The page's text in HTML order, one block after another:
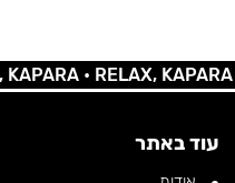
•RELAX, KAPARA •
עוד באתר